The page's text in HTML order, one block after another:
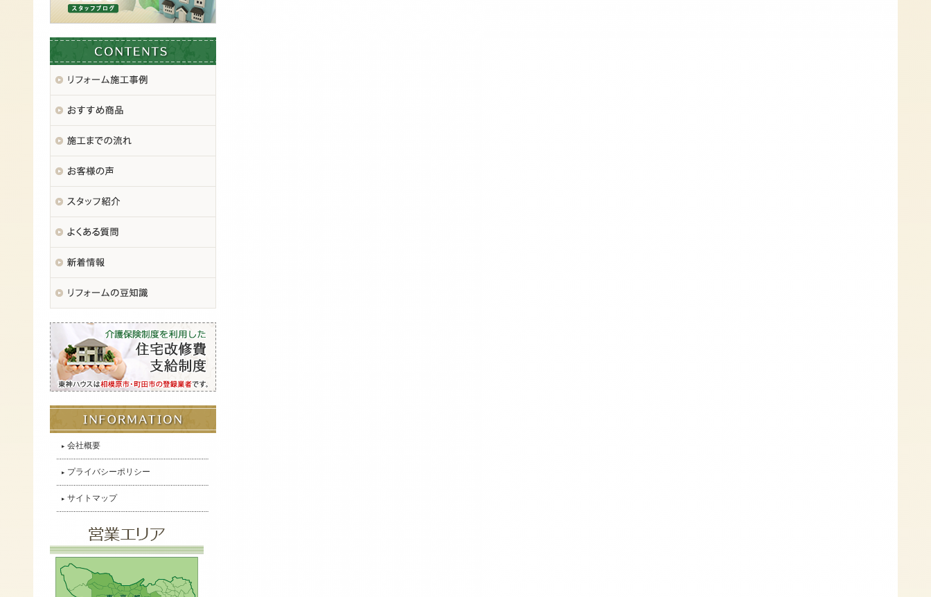
会社概要
プライバシーポリシー
サイトマップ